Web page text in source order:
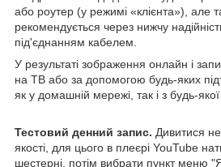
або роутер (у режимі «клієнта»), але
рекомендується через нижчу
під'єднанням кабелем.
У результаті зображення онлайн і
на ТВ або за допомогою будь-яких
як у домашній мережі, так і з будь-якої
Тестовий денний запис. Дивитися
якості, для цього в плеєрі YouTube
шестерні, потім вибрати пункт меню